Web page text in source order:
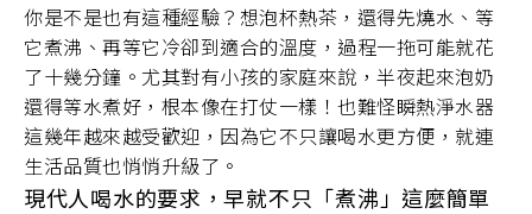
你是不是也有這種經驗？想泡杯熱茶，還得先燒水、等
它煮沸、再等它冷卻到適合的溫度，過程一拖可能就花
了十幾分鐘。尤其對有小孩的家庭來說，半夜起來泡奶
還得等水煮好，根本像在打仗一樣！也難怪瞬熱淨水器
這幾年越來越受歡迎，因為它不只讓喝水更方便，就連
生活品質也悄悄升級了。
現代人喝水的要求，早就不只「煮沸」這麼簡單